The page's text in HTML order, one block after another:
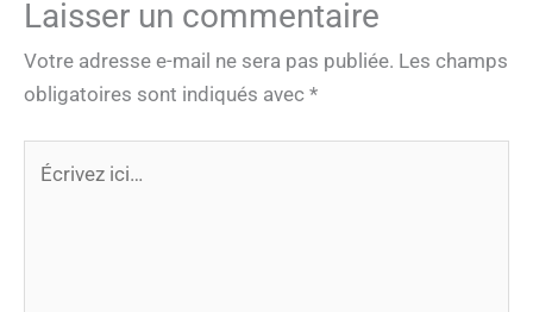
Laisser un commentaire
Votre adresse e-mail ne sera pas publiée. Les champs
obligatoires sont indiqués avec *